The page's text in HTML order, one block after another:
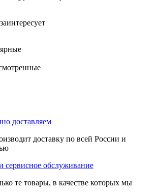
доставляем
доставку по всей России и
сервисное обслуживание
те товары, в качестве которых мы